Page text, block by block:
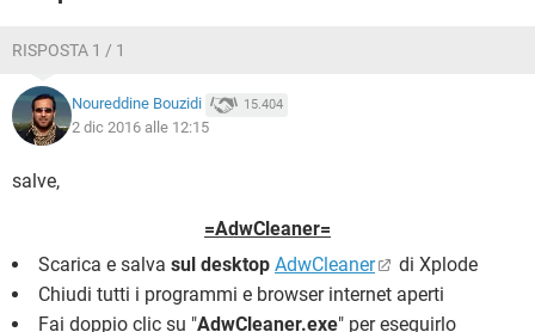
RISPOSTA 1 / 1
Noureddine Bouzidi 15.404
2 dic 2016 alle 12:15
salve,
=AdwCleaner=
Scarica e salva sul desktop AdwCleaner
di Xplode
Chiudi tutti i programmi e browser internet aperti
Fai doppio clic su "AdwCleaner.exe" per eseguirlo